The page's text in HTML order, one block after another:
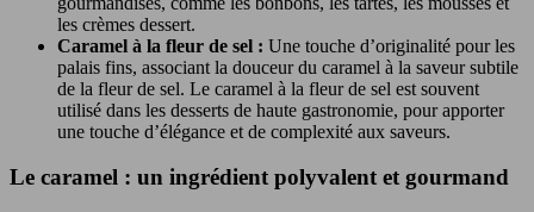
les crèmes dessert.
Caramel à la fleur de sel : Une touche d’originalité pour les
palais fins, associant la douceur du caramel à la saveur subtile
de la fleur de sel. Le caramel à la fleur de sel est souvent
utilisé dans les desserts de haute gastronomie, pour apporter
une touche d’élégance et de complexité aux saveurs.
Le caramel : un ingrédient polyvalent et gourmand